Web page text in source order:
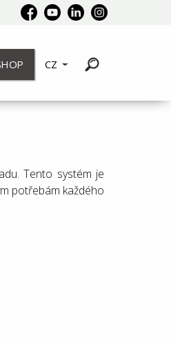
CZ
Tento systém je
potřebám každého